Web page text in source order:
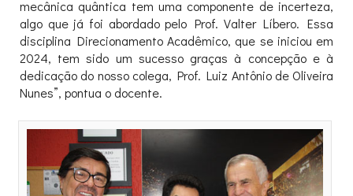
mecânica quântica tem uma componente de incerteza,
algo que já foi abordado pelo Prof. Valter Líbero. Essa
disciplina Direcionamento Acadêmico, que se iniciou em
2024, tem sido um sucesso graças à concepção e à
dedicação do nosso colega, Prof. Luiz Antônio de Oliveira
Nunes”, pontua o docente.